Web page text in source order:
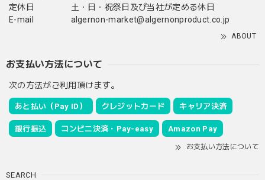
定休日
土・日・祝祭日及び当社が定める休日
E-mail
algernon-market@algernonproduct.co.jp
ABOUT
お支払い方法について
次の方法がご利用頂けます。
あと払い（Pay ID） クレジットカード キャリア決済
銀行振込 コンビニ決済・Pay-easy Amazon Pay
お支払い方法について
SEARCH